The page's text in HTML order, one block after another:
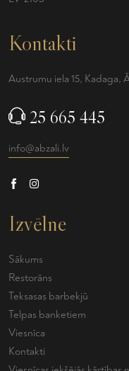
Kontakti
Austrumu iela 15, Kadaga,
25 665 445
info@abzali.lv
Izvēlne
Sākums
Restorāns
Teksasas barbekjū
Telpas banketiem
Viesnīca
Kontakti